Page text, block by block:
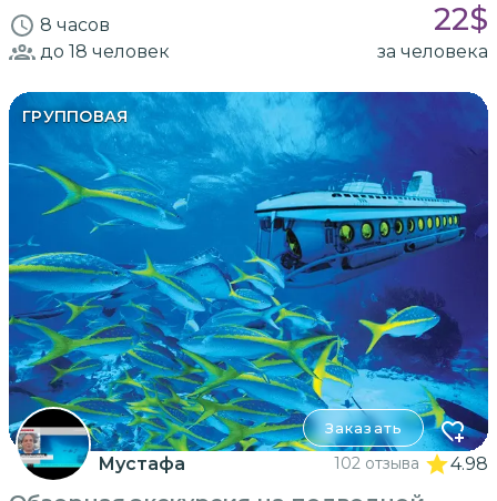
8 часов 22$
до 18 человек за человека
ГРУППОВАЯ
Заказать
Мустафа 102 отзыва 4.98